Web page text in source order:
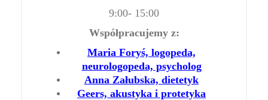
9:00- 15:00
Współpracujemy z:
Maria Foryś, logopeda,
neurologopeda, psycholog
Anna Załubska, dietetyk
Geers, akustyka i protetyka